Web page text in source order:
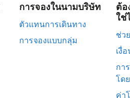
การจองในนามบริษัท
ตัวแทนการเดินทาง
การจองแบบกลุ่ม
ต้อ
ใช่
ช่ว
เงื่
กา
โด
ค่า